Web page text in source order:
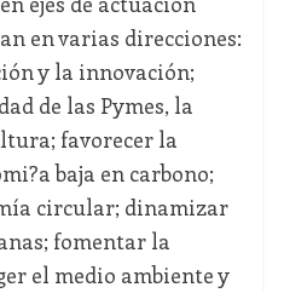
en varias direcciones:
y la innovación;
de las Pymes, la
favorecer la
baja en carbono;
circular; dinamizar
fomentar la
el medio ambiente y